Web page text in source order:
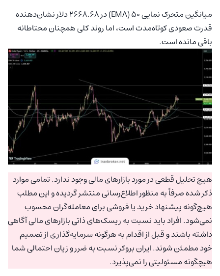
میانگین متحرک نمایی ۵۰ (EMA) در ۲۶۶۸.۶۸ دلار نشان‌دهنده
قدرت صعودی کوتاه‌مدت است، اما روند کلی همچنان محتاطانه
باقی مانده است.
هیچ تحلیل قطعی در مورد بازارهای مالی وجود ندارد. تمامی موارد
ذکر شده صرفاً به منظور اطلاع‌رسانی منتشر گردیده و این مطلب
هیچ‌گونه پیشنهاد خرید یا فروشی برای معامله‌گران محسوب
نمی‌شود. افراد باید نسبت به ریسک‌های ذاتی بازارهای مالی آگاهی
داشته باشند و قبل از اقدام به هرگونه سرمایه‌گذاری از تصمیم
خود مطمئن شوند. ایران بروکر نسبت به ضرر و زیان احتمالی شما
هیچگونه مسئولیتی را نمی‌پذیرد.